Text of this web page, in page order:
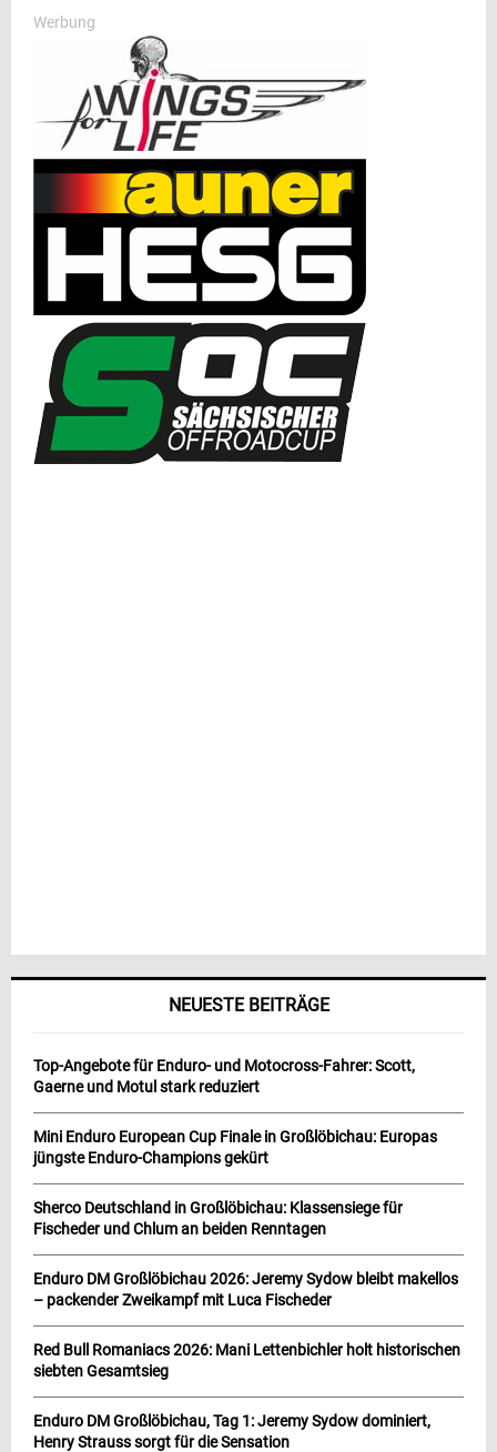
Werbung
NEUESTE BEITRÄGE
Top-Angebote für Enduro- und Motocross-Fahrer: Scott,
Gaerne und Motul stark reduziert
Mini Enduro European Cup Finale in Großlöbichau: Europas
jüngste Enduro-Champions gekürt
Sherco Deutschland in Großlöbichau: Klassensiege für
Fischeder und Chlum an beiden Renntagen
Enduro DM Großlöbichau 2026: Jeremy Sydow bleibt makellos
– packender Zweikampf mit Luca Fischeder
Red Bull Romaniacs 2026: Mani Lettenbichler holt historischen
siebten Gesamtsieg
Enduro DM Großlöbichau, Tag 1: Jeremy Sydow dominiert,
Henry Strauss sorgt für die Sensation